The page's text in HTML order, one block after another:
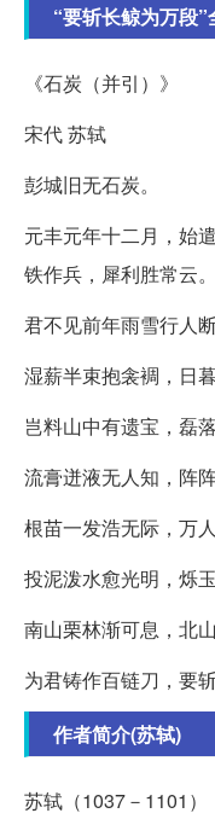
“要斩长鲸为万段”
《石炭（并引）》
宋代 苏轼
彭城旧无石炭。
元丰元年十二月，始
铁作兵，犀利胜常云。
君不见前年雨雪行人
湿薪半束抱衾裯，日
岂料山中有遗宝，磊
流膏迸液无人知，阵
根苗一发浩无际，万
投泥泼水愈光明，烁
南山栗林渐可息，北
为君铸作百链刀，要
作者简介(苏轼)
苏轼（1037－1101